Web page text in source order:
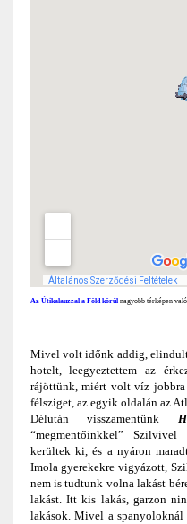
Az Útikalauzzal a Föld körülnagyobb térképen
Mivel volt időnk addig,
hotelt, leegyeztettem az
rájöttünk, miért volt víz jobbra
félsziget, az egyik oldalán az
Délután visszamentünk
“megmentőinkkel”
kerültek ki, és a nyáron
Imola gyerekekre vigyázott,
nem is tudtunk volna lakást
lakást. Itt kis lakás, garzon
lakások. Mivel a